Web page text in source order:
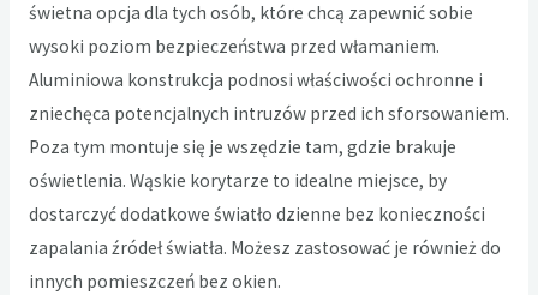
świetna opcja dla tych osób, które chcą zapewnić sobie
wysoki poziom bezpieczeństwa przed włamaniem.
Aluminiowa konstrukcja podnosi właściwości ochronne i
zniechęca potencjalnych intruzów przed ich sforsowaniem.
Poza tym montuje się je wszędzie tam, gdzie brakuje
oświetlenia. Wąskie korytarze to idealne miejsce, by
dostarczyć dodatkowe światło dzienne bez konieczności
zapalania źródeł światła. Możesz zastosować je również do
innych pomieszczeń bez okien.